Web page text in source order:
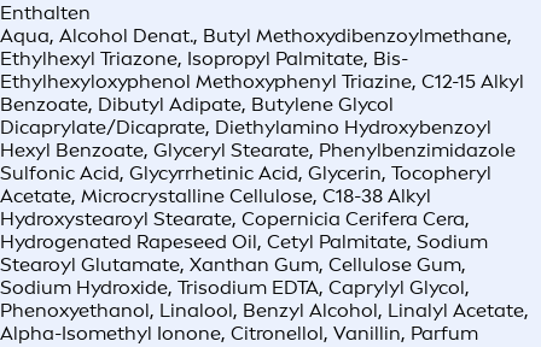
Enthalten
Aqua, Alcohol Denat., Butyl Methoxydibenzoylmethane,
Ethylhexyl Triazone, Isopropyl Palmitate, Bis-
Ethylhexyloxyphenol Methoxyphenyl Triazine, C12-15 Alkyl
Benzoate, Dibutyl Adipate, Butylene Glycol
Dicaprylate/Dicaprate, Diethylamino Hydroxybenzoyl
Hexyl Benzoate, Glyceryl Stearate, Phenylbenzimidazole
Sulfonic Acid, Glycyrrhetinic Acid, Glycerin, Tocopheryl
Acetate, Microcrystalline Cellulose, C18-38 Alkyl
Hydroxystearoyl Stearate, Copernicia Cerifera Cera,
Hydrogenated Rapeseed Oil, Cetyl Palmitate, Sodium
Stearoyl Glutamate, Xanthan Gum, Cellulose Gum,
Sodium Hydroxide, Trisodium EDTA, Caprylyl Glycol,
Phenoxyethanol, Linalool, Benzyl Alcohol, Linalyl Acetate,
Alpha-Isomethyl Ionone, Citronellol, Vanillin, Parfum